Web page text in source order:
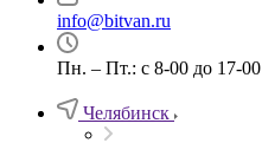
info@bitvan.ru
Пн. – Пт.: с 8-00 до 17-00
Челябинск